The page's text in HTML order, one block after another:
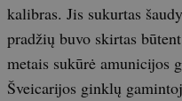
kalibras. Jis sukurtas
pradžių buvo skirtas
metais sukūrė amunicijos
Šveicarijos ginklų